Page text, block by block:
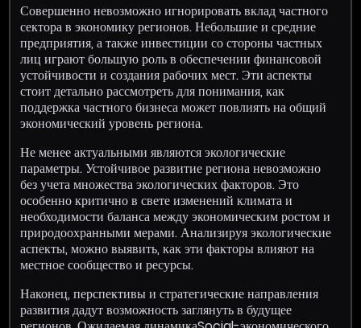
Совершенно невозможно игнорировать вклад частного
сектора в экономику регионов. Небольшие и средние
предприятия, а также инвестиции со стороны частных
лиц играют большую роль в обеспечении финансовой
устойчивости и создания рабочих мест. Эти аспекты
стоит детально рассмотреть для понимания, как
поддержка частного бизнеса может повлиять на общий
экономический уровень региона.
Не менее актуальными являются экологические
параметры. Устойчивое развитие региона невозможно
без учета множества экологических факторов. Это
особенно критично в свете изменений климата и
необходимости баланса между экономическим ростом и
природоохранными мерами. Анализируя экологические
аспекты, можно выявить, как эти факторы влияют на
местное сообщество и ресурсы.
Наконец, перспективы и стратегические направления
развития дадут возможность заглянуть в будущее